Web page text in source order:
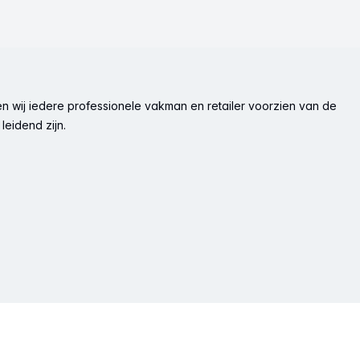
wij iedere professionele vakman en retailer voorzien van de
zijn.